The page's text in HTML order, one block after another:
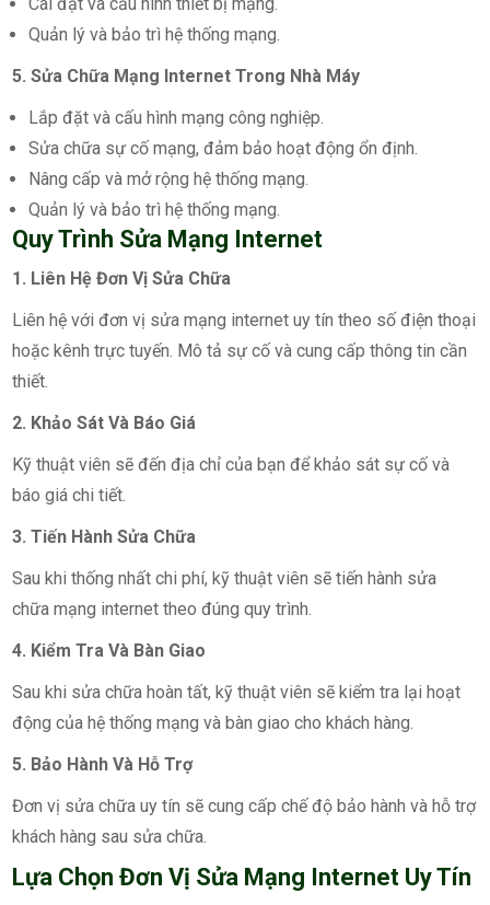
Quản lý và bảo trì hệ thống mạng.
5. Sửa Chữa Mạng Internet Trong Nhà Máy
Lắp đặt và cấu hình mạng công nghiệp.
Sửa chữa sự cố mạng, đảm bảo hoạt động ổn định.
Nâng cấp và mở rộng hệ thống mạng.
Quản lý và bảo trì hệ thống mạng.
Quy Trình Sửa Mạng Internet
1. Liên Hệ Đơn Vị Sửa Chữa
Liên hệ với đơn vị sửa mạng internet uy tín theo số điện thoại
hoặc kênh trực tuyến. Mô tả sự cố và cung cấp thông tin cần
thiết.
2. Khảo Sát Và Báo Giá
Kỹ thuật viên sẽ đến địa chỉ của bạn để khảo sát sự cố và
báo giá chi tiết.
3. Tiến Hành Sửa Chữa
Sau khi thống nhất chi phí, kỹ thuật viên sẽ tiến hành sửa
chữa mạng internet theo đúng quy trình.
4. Kiểm Tra Và Bàn Giao
Sau khi sửa chữa hoàn tất, kỹ thuật viên sẽ kiểm tra lại hoạt
động của hệ thống mạng và bàn giao cho khách hàng.
5. Bảo Hành Và Hỗ Trợ
Đơn vị sửa chữa uy tín sẽ cung cấp chế độ bảo hành và hỗ trợ
khách hàng sau sửa chữa.
Lựa Chọn Đơn Vị Sửa Mạng Internet Uy Tín